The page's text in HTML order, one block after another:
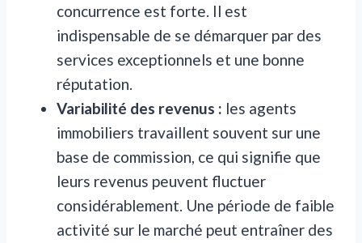
concurrence est forte. Il est
indispensable de se démarquer par des
services exceptionnels et une bonne
réputation.
Variabilité des revenus : les agents
immobiliers travaillent souvent sur une
base de commission, ce qui signifie que
leurs revenus peuvent fluctuer
considérablement. Une période de faible
activité sur le marché peut entraîner des